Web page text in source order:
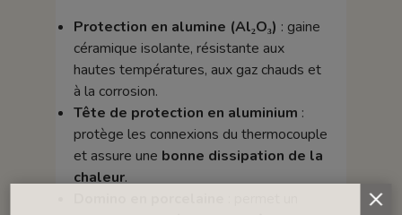
Protection en alumine (Al₂O₃) : gaine
céramique isolante, résistante aux
hautes températures, aux gaz chauds et
à la corrosion.
Tête de protection en aluminium :
protège les connexions du thermocouple
et assure une bonne dissipation de la
chaleur.